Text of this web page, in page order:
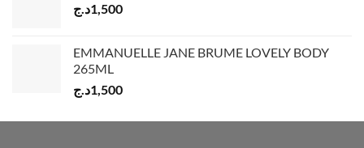
1,500د.ج
EMMANUELLE JANE BRUME LOVELY BODY
265ML
1,500د.ج